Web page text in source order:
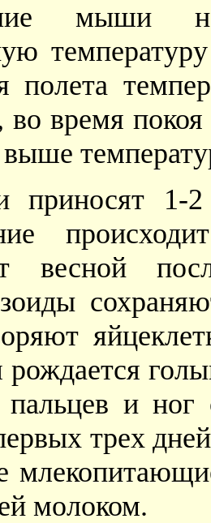
мыши
полета
во время
выше
приносят 1-
весной
и ног
трех
молоком.